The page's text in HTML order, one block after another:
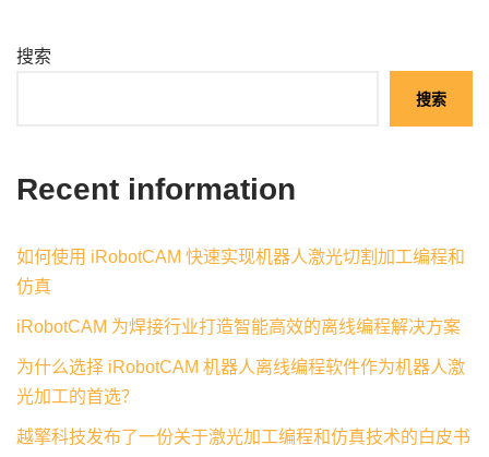
搜索
搜索
Recent information
如何使用 iRobotCAM 快速实现机器人激光切割加工编程和
仿真
iRobotCAM 为焊接行业打造智能高效的离线编程解决方案
为什么选择 iRobotCAM 机器人离线编程软件作为机器人激
光加工的首选？
越擎科技发布了一份关于激光加工编程和仿真技术的白皮书